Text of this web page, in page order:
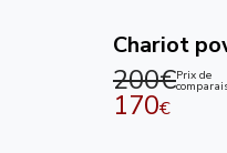
Chariot
200€Prix de
170€